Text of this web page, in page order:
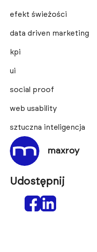
efekt świeżości
data driven marketing
kpi
ui
social proof
web usability
sztuczna inteligencja
maxroy
Udostępnij